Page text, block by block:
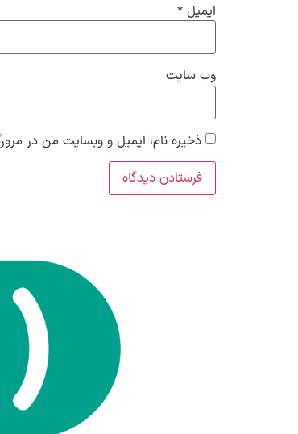
ایمیل *
وب‌ سایت
ذخیره نام، ایمیل و وبسایت من در